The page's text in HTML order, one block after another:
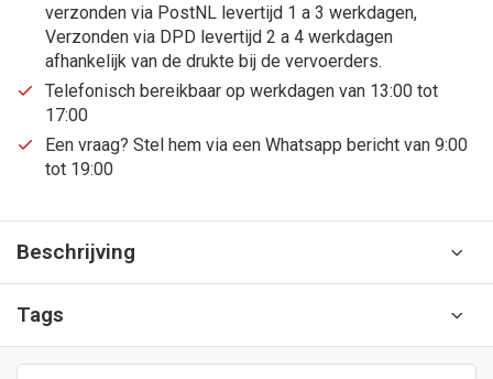
verzonden via PostNL levertijd 1 a 3 werkdagen,
Verzonden via DPD levertijd 2 a 4 werkdagen
afhankelijk van de drukte bij de vervoerders.
Telefonisch bereikbaar op werkdagen van 13:00 tot
17:00
Een vraag? Stel hem via een Whatsapp bericht van 9:00
tot 19:00
Beschrijving
Tags